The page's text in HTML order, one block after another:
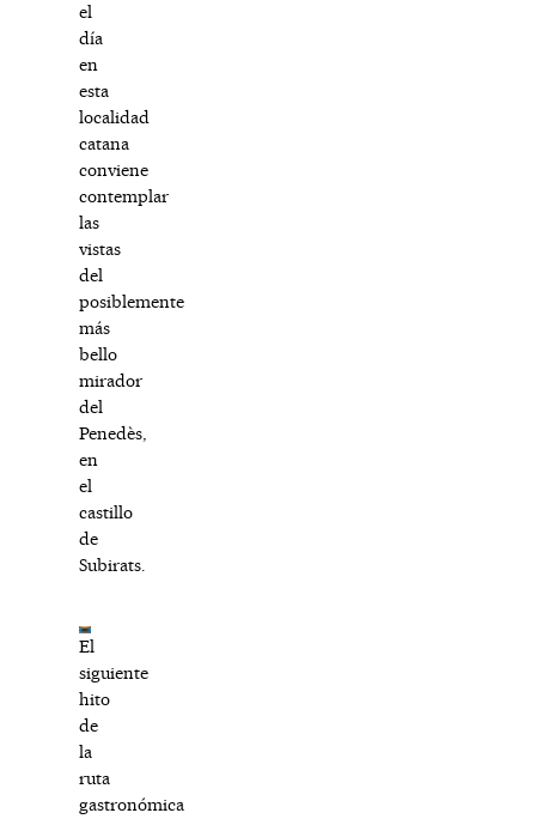
el
día
en
esta
localidad
catana
conviene
contemplar
las
vistas
del
posiblemente
más
bello
mirador
del
Penedès,
en
el
castillo
de
Subirats.
El
siguiente
hito
de
la
ruta
gastronómica